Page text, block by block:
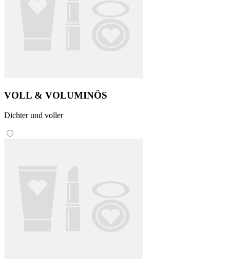
VOLL & VOLUMINÖS
Dichter und voller